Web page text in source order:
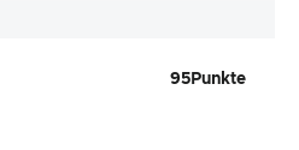
95Punkte